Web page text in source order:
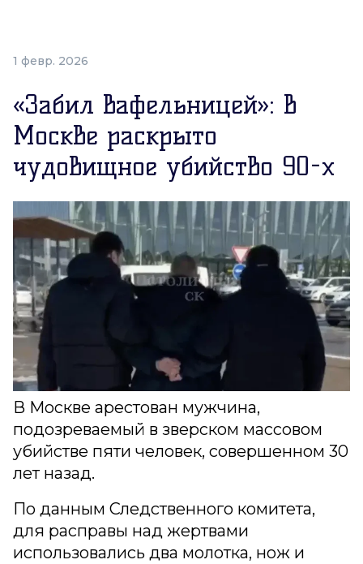
1 февр. 2026
«Забил вафельницей»: в
Москве раскрыто
чудовищное убийство 90-х
В Москве арестован мужчина,
подозреваемый в зверском массовом
убийстве пяти человек, совершенном 30
лет назад.
По данным Следственного комитета,
для расправы над жертвами
использовались два молотка, нож и